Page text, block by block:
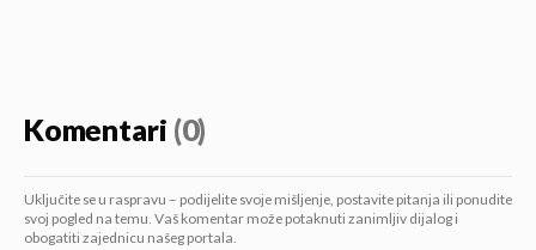
Komentari (0)
Uključite se u raspravu – podijelite svoje mišljenje, postavite pitanja ili ponudite
svoj pogled na temu. Vaš komentar može potaknuti zanimljiv dijalog i
obogatiti zajednicu našeg portala.